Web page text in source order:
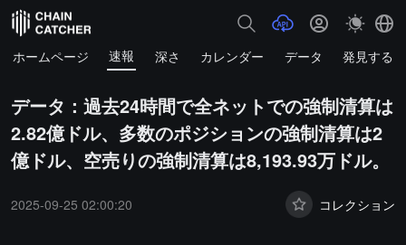
ホームページ 速報 深さ カレンダー データ 発見する
データ：過去24時間で全ネットでの強制清算は
2.82億ドル、多数のポジションの強制清算は2
億ドル、空売りの強制清算は8,193.93万ドル。
2025-09-25 02:00:20 コレクション